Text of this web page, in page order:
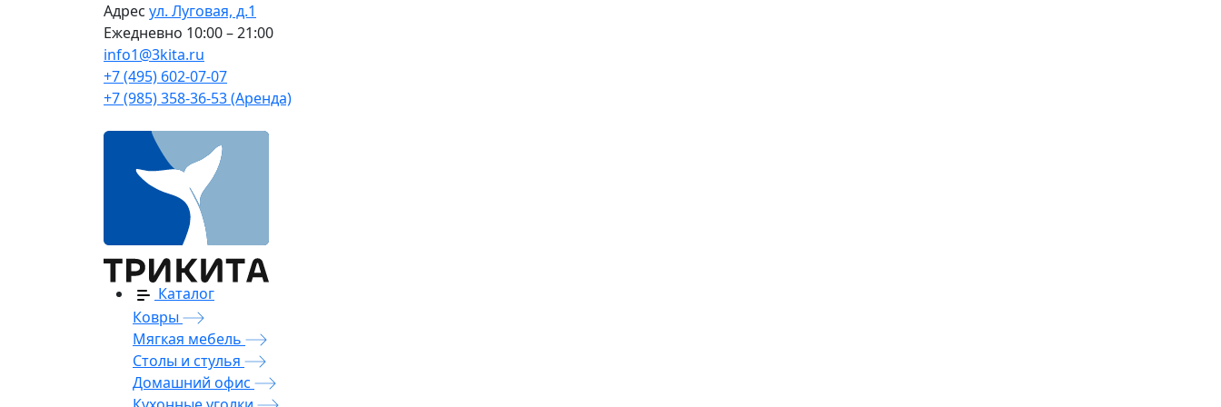
Адрес ул. Луговая, д.1
Ежедневно 10:00 – 21:00
info1@3kita.ru
+7 (495) 602-07-07
+7 (985) 358-36-53 (Аренда)
Каталог
Ковры
Мягкая мебель
Столы и стулья
Домашний офис